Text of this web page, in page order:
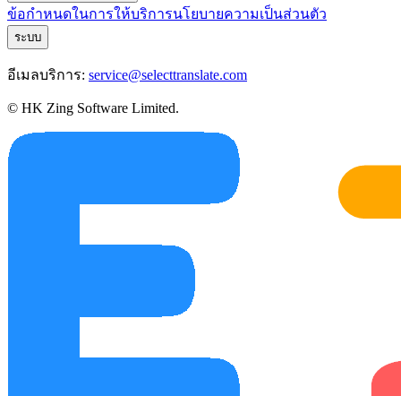
ข้อกำหนดในการให้บริการนโยบายความเป็นส่วนตัว
ระบบ
อีเมลบริการ: service@selecttranslate.com
© HK Zing Software Limited.